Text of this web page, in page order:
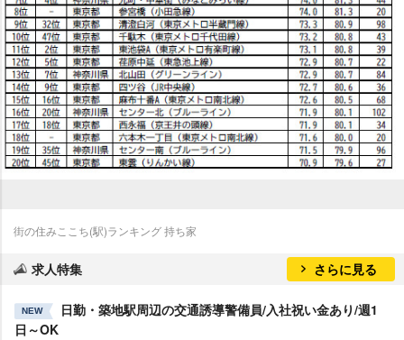
街の住みここち(駅)ランキング 持ち家
求人特集 さらに見る
NEW
日勤・築地駅周辺の交通誘導警備員/入社祝い金あり/週1
日～OK